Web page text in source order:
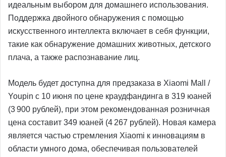
идеальным выбором для домашнего использования.
Поддержка двойного обнаружения с помощью
искусственного интеллекта включает в себя функции,
такие как обнаружение домашних животных, детского
плача, а также распознавание лиц.
Модель будет доступна для предзаказа в Xiaomi Mall /
Youpin с 10 июня по цене краудфандинга в 319 юаней
(3 900 рублей), при этом рекомендованная розничная
цена составит 349 юаней (4 267 рублей). Новая камера
является частью стремления Xiaomi к инновациям в
области умного дома, обеспечивая пользователей